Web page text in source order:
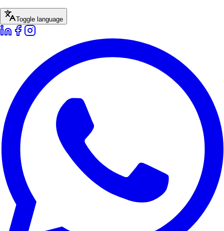
Toggle language